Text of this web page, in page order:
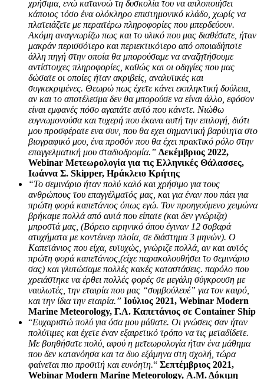
χρήσιμα, ενώ κατανοώ τη δυσκολία του να απλοποιήσει
κάποιος τόσο ένα ολόκληρο επιστημονικό κλάδο, χωρίς να
πλατειάζετε με περαιτέρω πληροφορίες που μπερδεύουν.
Ακόμη αναγνωρίζω πως και το υλικό που μας διαθέσατε, ήταν
μακράν περισσότερο και περιεκτικότερο από οποιαδήποτε
άλλη πηγή στην οποία θα μπορούσαμε να αναζητήσουμε
αντίστοιχες πληροφορίες, καθώς και οι οδηγίες που μας
δώσατε οι οποίες ήταν ακριβείς, αναλυτικές και
συγκεκριμένες. Θεωρώ πως έχετε κάνει εκπληκτική δούλεια,
αν και το αποτέλεσμα δεν θα μπορούσε να είναι άλλο, εφόσον
είναι εμφανές πόσο αγαπάτε αυτό που κάνετε. Νιώθω
ευγνωμονούσα και τυχερή που έκανα αυτή την επιλογή, διότι
μου προσφέρατε ενα συν, που θα εχει σημαντική βαρύτητα στο
βιογραφικό μου, ένα προσόν που θα έχει πρακτικό ρόλο στην
επαγγελματική μου σταδιοδρομία.” Δεκέμβριος 2022,
Webinar Μετεωρολογία για τις Ελληνικές Θάλασσες,
Ιωάννα Σ. Skipper, Ηράκλειο Κρήτης
“Το σεμινάριο ήταν πολύ καλό και χρήσιμο για τους
ανθρώπους του επαγγέλματός μας, και για έναν που πάει για
πρώτη φορά καπετάνιος όπως εγώ. Τον προηγούμενο χειμώνα
βρήκαμε πολλά από αυτά που είπατε (και δεν γνώριζα)
μπροστά μας, (Βόρειο ειρηνικό όπου έγιναν 12 σοβαρά
ατυχήματα με κοντέινερ πλοία, σε διάστημα 3 μηνών). Ο
Καπετάνιος που είχα, ευτυχώς, γνώριζε πολλά, αν και αυτός
πρώτη φορά καπετάνιος,(είχε παρακολουθήσει το σεμινάριο
σας) και γλυτώσαμε πολλές κακές καταστάσεις. παρόλο που
χρειάστηκε να έρθει πολλές φορές σε μεγάλη σύγκρουση με
ναυλωτές, την εταιρία που μας “συμβούλευέ” για τον καιρό,
και την ίδια την εταιρία.” Ιούλιος 2021, Webinar Modern
Marine Meteorology, Γ.Α. Καπετάνιος σε Container Ship
“Ευχαριστώ πολύ για όσα μου μάθατε. Οι γνώσεις σαν ήταν
πολύτιμες και έχετε έναν εξαιρετικό τρόπο να τις μεταδίδετε.
Με βοηθήσατε πολύ, αφού η μετεωρολογία ήταν ένα μάθημα
που δεν κατανόησα και τα δυο εξάμηνα στη σχολή, τώρα
φαίνεται πιο προσιτή και ευνόητη.“ Σεπτέμβριος 2021,
Webinar Modern Marine Meteorology, Α.Μ. Δόκιμη